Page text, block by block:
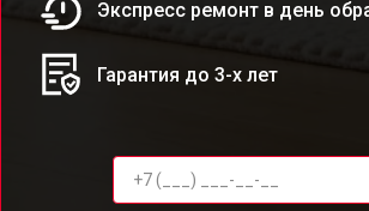
Экспресс ремонт в день
Гарантия до 3-х лет